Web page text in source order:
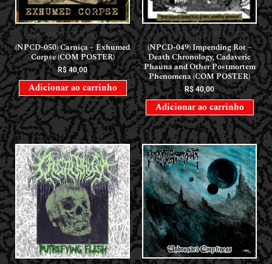
LANÇAMENTOS // RELEASES
(NPCD-050) Carniça – Exhumed
Corpse (COM POSTER)
R$40,00
Adicionar ao carrinho
LANÇAMENTOS // RELEASES
(NPCD-049) Impending Rot –
Death Chronology, Cadaveric
Phauna and Other Postmortem
Phenomena (COM POSTER)
R$40,00
Adicionar ao carrinho